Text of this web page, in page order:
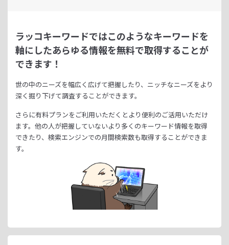
ラッコキーワードではこのようなキーワードを
軸にしたあらゆる情報を無料で取得することが
できます！
世の中のニーズを幅広く広げて把握したり、 ニッチなニーズをより
深く掘り下げて調査することができます。
さらに有料プランをご利用いただくとより便利のご活用いただけ
ます。 他の人が把握していないより多くのキーワード情報を取得
できたり、 検索エンジンでの月間検索数も取得することができま
す。